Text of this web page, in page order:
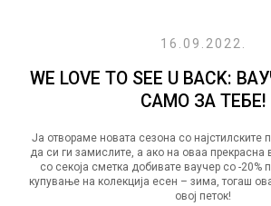
16.09.2022.
WE LOVE TO SEE U BACK:
САМО ЗА ТЕБЕ!
Ја отвораме новата сезона со
да си ги замислите, а ако на оваа
со секоја сметка добивате ваучер со -20%
купување на колекција есен – зима, тогаш
овој петок!